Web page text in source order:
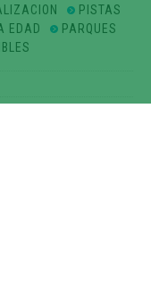
PISTAS
EDAD
PARQUES